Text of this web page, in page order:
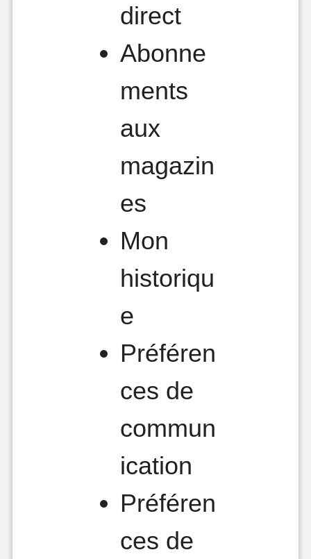
direct
Abonne
ments
aux
magazin
es
Mon
historiqu
e
Préféren
ces de
commun
ication
Préféren
ces de